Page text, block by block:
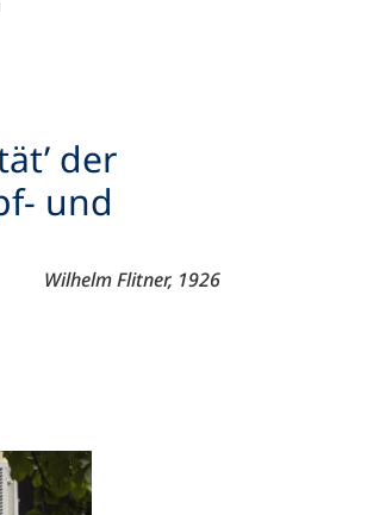
der
und
Wilhelm Flitner, 1926